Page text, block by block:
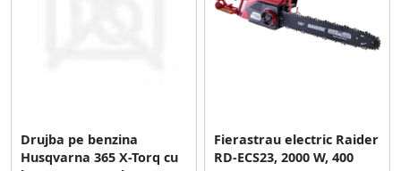
Drujba pe benzina
Husqvarna 365 X-Torq cu
Fierastrau electric Raider
RD-ECS23, 2000 W, 400